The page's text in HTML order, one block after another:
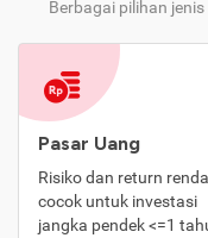
Berbagai pilihan
Pasar Uang
Risiko dan return
cocok untuk investasi
jangka pendek <=1